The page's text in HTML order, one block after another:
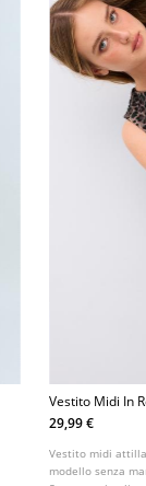
Vestito Midi In
29,99 €
Vestito midi
modello senza